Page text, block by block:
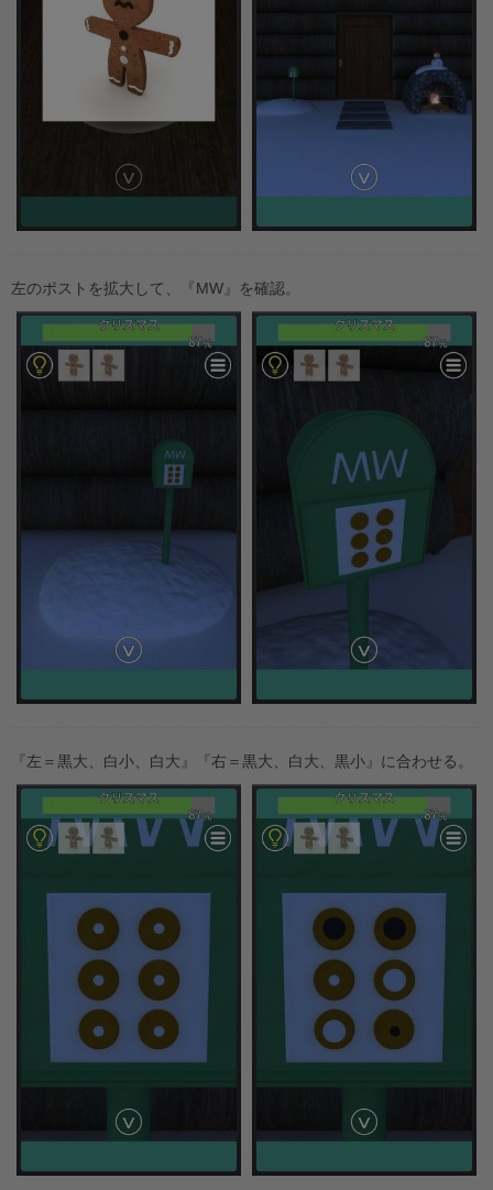
左のポストを拡大して、『MW』を確認。
『左＝黒大、白小、白大』『右＝黒大、白大、黒小』に合わせる。